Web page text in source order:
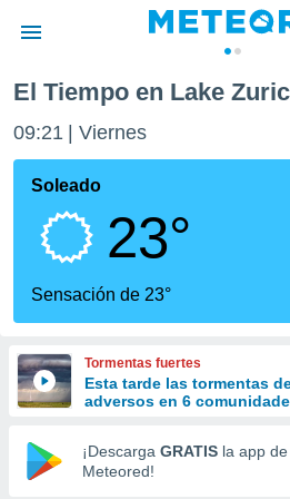
de
por
que se
calidad.
a este
las
y
forma
digital
basada
El Tiempo en Lake
09:21 Viernes
Soleado
23°
Sensación de 23°
Tormentas fuertes
Esta tarde las tormentas
adversos en 6
¡Descarga GRATIS la app de
Meteored!